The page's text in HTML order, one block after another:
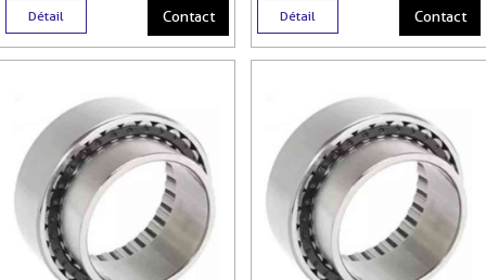
Détail Contact Détail Contact